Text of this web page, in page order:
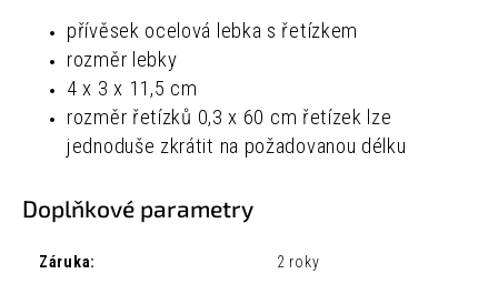
přívěsek ocelová lebka s řetízkem
rozměr lebky
4 x 3 x 11,5 cm
rozměr řetízků 0,3 x 60 cm řetízek lze
jednoduše zkrátit na požadovanou délku
Doplňkové parametry
Záruka: 2 roky